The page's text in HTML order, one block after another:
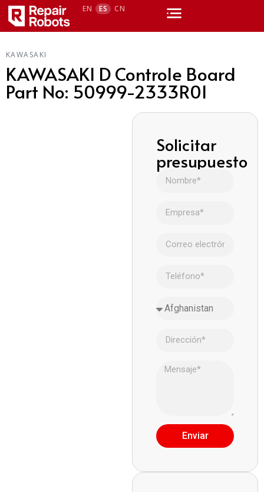
EN ES CN
KAWASAKI
KAWASAKI D Controle Board
Part No: 50999-2333R01
Solicitar
presupuesto
Enviar